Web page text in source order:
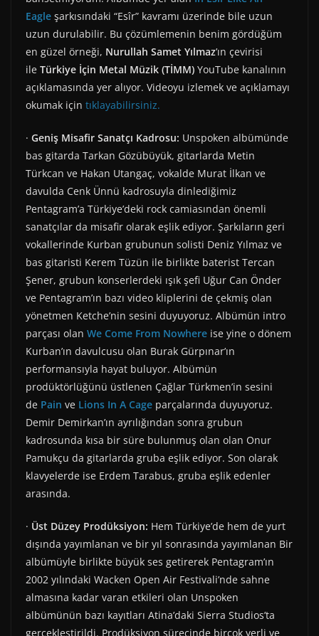
Eagle şarkısındaki “Esîr” kavramı üzerinde bile uzun
uzun durulabilir. Bu çözümlemenin benim gördüğüm
en güzel örneği, Nurullah Samet Yılmaz’ın çevirisi
ile Türkiye İçin Metal Müzik (TİMM) YouTube kanalının
açıklamasında yer alıyor. Videoyu izlemek ve açıklamayı
okumak için tıklayabilirsiniz.
· Geniş Misafir Sanatçı Kadrosu: Unspoken albümünde
bas gitarda Tarkan Gözübüyük, gitarlarda Metin
Türkcan ve Hakan Utangaç, vokalde Murat İlkan ve
davulda Cenk Ünnü kadrosuyla dinlediğimiz
Pentagram’a Türkiye’deki rock camiasından önemli
sanatçılar da misafir olarak eşlik ediyor. Şarkıların geri
vokallerinde Kurban grubunun solisti Deniz Yılmaz ve
bas gitaristi Kerem Tüzün ile birlikte baterist Tercan
Şener, grubun konserlerdeki ışık şefi Uğur Can Önder
ve Pentagram’ın bazı video kliplerini de çekmiş olan
yönetmen Ketche’nin sesini duyuyoruz. Albümün intro
parçası olan We Come From Nowhere ise yine o dönem
Kurban’ın davulcusu olan Burak Gürpınar’ın
performansıyla hayat buluyor. Albümün
prodüktörlüğünü üstlenen Çağlar Türkmen’in sesini
de Pain ve Lions In A Cage parçalarında duyuyoruz.
Demir Demirkan’ın ayrılığından sonra grubun
kadrosunda kısa bir süre bulunmuş olan olan Onur
Pamukçu da gitarlarda gruba eşlik ediyor. Son olarak
klavyelerde ise Erdem Tarabus, gruba eşlik edenler
arasında.
· Üst Düzey Prodüksiyon: Hem Türkiye’de hem de yurt
dışında yayımlanan ve bir yıl sonrasında yayımlanan Bir
albümüyle birlikte büyük ses getirerek Pentagram’ın
2002 yılındaki Wacken Open Air Festivali’nde sahne
almasına kadar varan etkileri olan Unspoken
albümünün bazı kayıtları Atina’daki Sierra Studios’ta
gerçekleştirildi. Prodüksiyon sürecinde birçok yerli ve